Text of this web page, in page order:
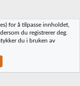
Ltd.
for å tilpasse innholdet,
du registrerer deg.
du i bruken av